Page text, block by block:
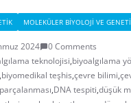
MOLEKÜLER BIYOLOJI VE
2024
0 Comments
teknolojisi,biyoalgılama
,biyomedikal teşhis,çevre bilimi,
,DNA tespiti,düşük